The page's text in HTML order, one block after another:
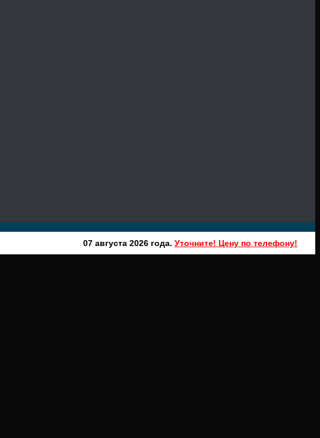
07 августа 2026 года. Уточните! Цену по телефону!